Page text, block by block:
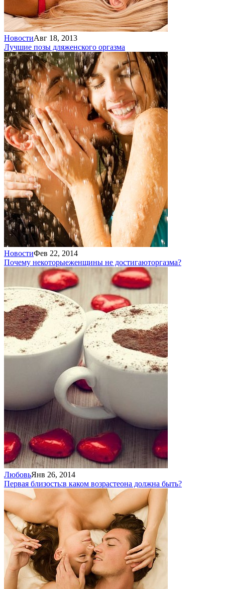
НовостиАвг 18, 2013
Лучшие позы дляженского оргазма
НовостиФев 22, 2014
Почему некоторыеженщины не достигаюторгазма?
ЛюбовьЯнв 26, 2014
Первая близость:в каком возрастеона должна быть?